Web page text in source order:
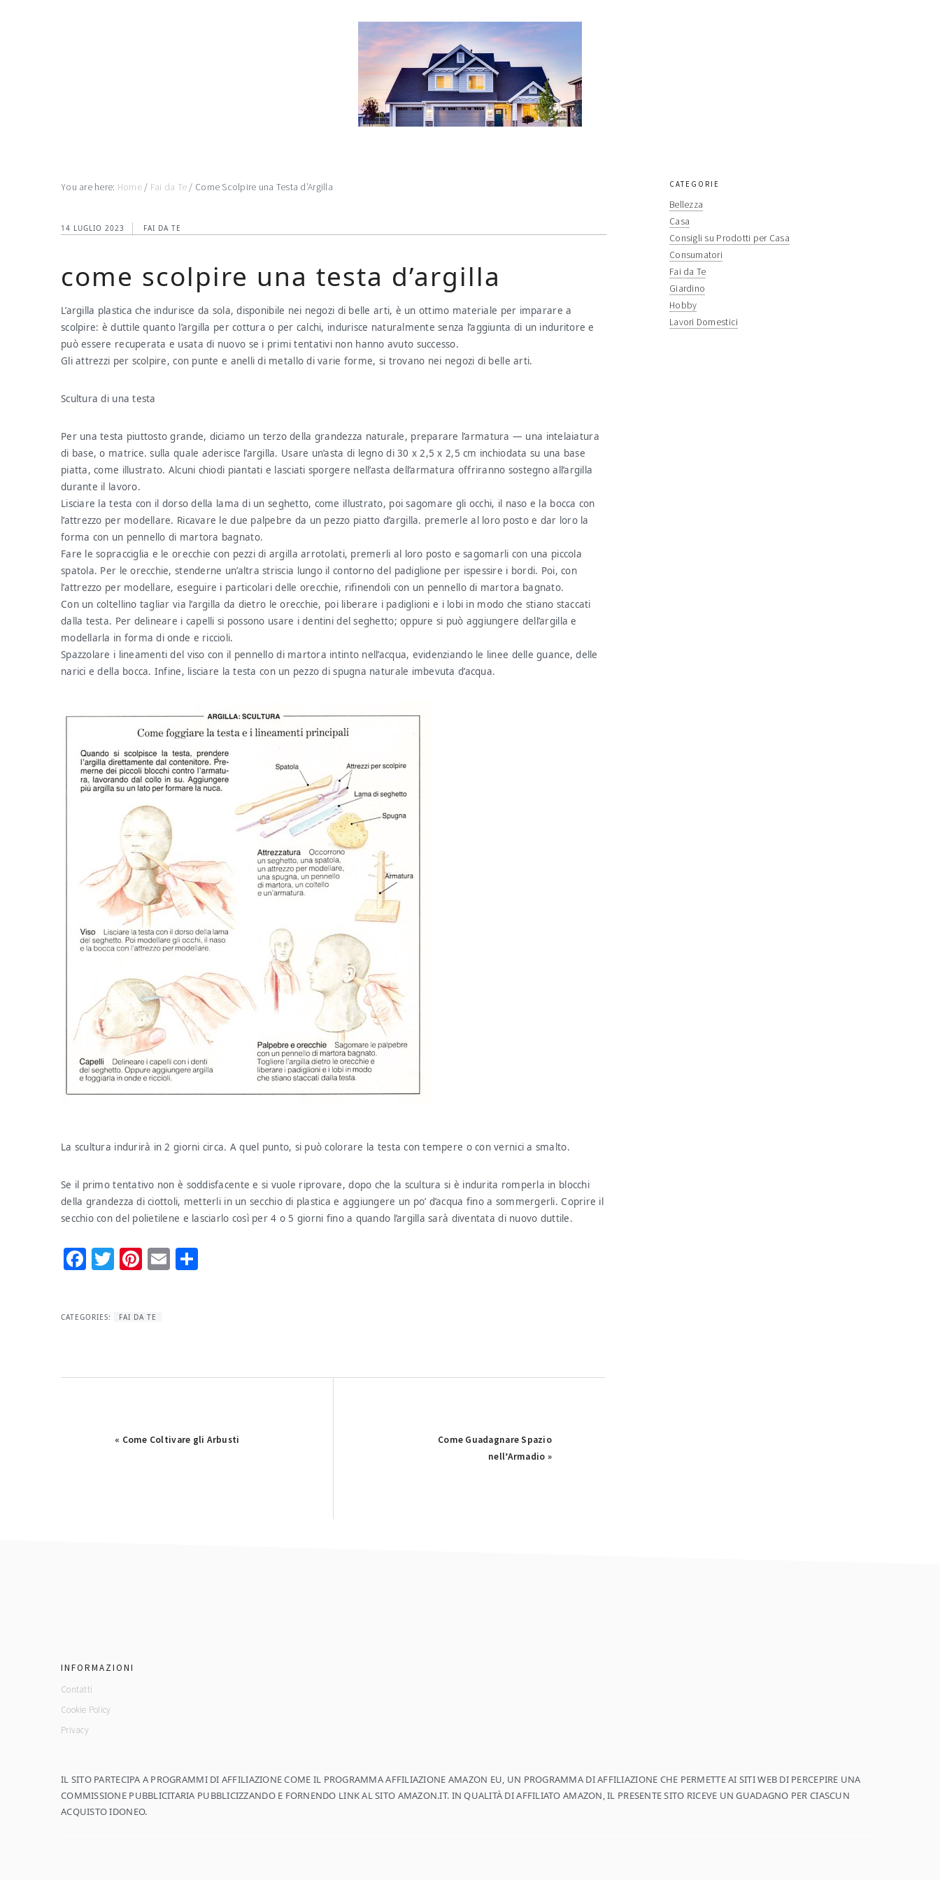
You are here: Home / Fai da Te / Come Scolpire una Testa d’Argilla
14 LUGLIO 2023 FAI DA TE
come scolpire una testa d’argilla
L’argilla plastica che indurisce da sola, disponibile nei negozi di belle arti, è un ottimo materiale per imparare a
scolpire: è duttile quanto l’argilla per cottura o per calchi, indurisce naturalmente senza l’aggiunta di un induritore e
può essere recuperata e usata di nuovo se i primi tentativi non hanno avuto successo.
Gli attrezzi per scolpire, con punte e anelli di metallo di varie forme, si trovano nei negozi di belle arti.
Scultura di una testa
Per una testa piuttosto grande, diciamo un terzo della grandezza naturale, preparare l’armatura — una intelaiatura
di base, o matrice. sulla quale aderisce l’argilla. Usare un’asta di legno di 30 x 2,5 x 2,5 cm inchiodata su una base
piatta, come illustrato. Alcuni chiodi piantati e lasciati sporgere nell’asta dell’armatura offriranno sostegno all’argilla
durante il lavoro.
Lisciare la testa con il dorso della lama di un seghetto, come illustrato, poi sagomare gli occhi, il naso e la bocca con
l’attrezzo per modellare. Ricavare le due palpebre da un pezzo piatto d’argilla. premerle al loro posto e dar loro la
forma con un pennello di martora bagnato.
Fare le sopracciglia e le orecchie con pezzi di argilla arrotolati, premerli al loro posto e sagomarli con una piccola
spatola. Per le orecchie, stenderne un’altra striscia lungo il contorno del padiglione per ispessire i bordi. Poi, con
l’attrezzo per modellare, eseguire i particolari delle orecchie, rifinendoli con un pennello di martora bagnato.
Con un coltellino tagliar via l’argilla da dietro le orecchie, poi liberare i padiglioni e i lobi in modo che stiano staccati
dalla testa. Per delineare i capelli si possono usare i dentini del seghetto; oppure si può aggiungere dell’argilla e
modellarla in forma di onde e riccioli.
Spazzolare i lineamenti del viso con il pennello di martora intinto nell’acqua, evidenziando le linee delle guance, delle
narici e della bocca. Infine, lisciare la testa con un pezzo di spugna naturale imbevuta d’acqua.
La scultura indurirà in 2 giorni circa. A quel punto, si può colorare la testa con tempere o con vernici a smalto.
Se il primo tentativo non è soddisfacente e si vuole riprovare, dopo che la scultura si è indurita romperla in blocchi
della grandezza di ciottoli, metterli in un secchio di plastica e aggiungere un po’ d’acqua fino a sommergerli. Coprire il
secchio con del polietilene e lasciarlo così per 4 o 5 giorni fino a quando l’argilla sarà diventata di nuovo duttile.
Facebook
TwitterPinterest
Email
CATEGORIES: FAI DA TE
Previous
« Come Coltivare gli Arbusti
Next
Come Guadagnare Spazio
nell’Armadio »
primary
sidebar
CATEGORIE
Bellezza
Casa
Consigli su Prodotti per Casa
Consumatori
Fai da Te
Giardino
Hobby
Lavori Domestici
INFORMAZIONI
Contatti
Cookie Policy
Privacy
IL SITO PARTECIPA A PROGRAMMI DI AFFILIAZIONE COME IL PROGRAMMA AFFILIAZIONE AMAZON EU, UN PROGRAMMA DI AFFILIAZIONE CHE PERMETTE AI SITI WEB DI PERCEPIRE UNA
COMMISSIONE PUBBLICITARIA PUBBLICIZZANDO E FORNENDO LINK AL SITO AMAZON.IT. IN QUALITÀ DI AFFILIATO AMAZON, IL PRESENTE SITO RICEVE UN GUADAGNO PER CIASCUN
ACQUISTO IDONEO.